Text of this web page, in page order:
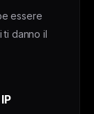
essere
ti danno il